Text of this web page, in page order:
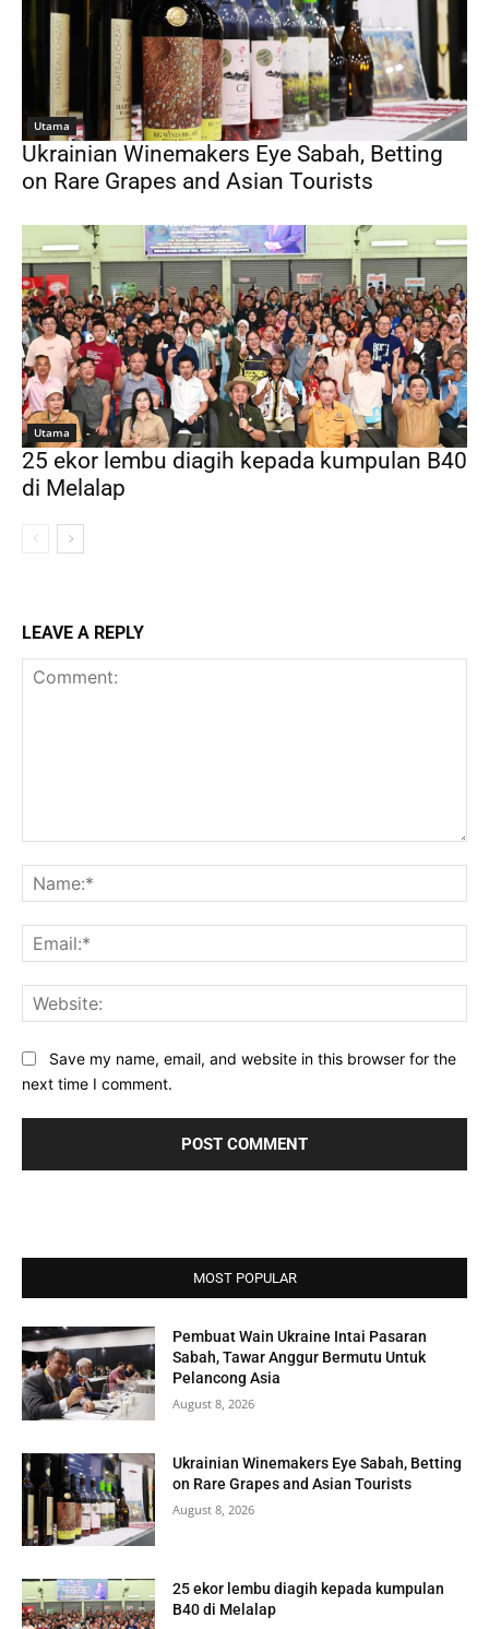
Utama
Ukrainian Winemakers Eye Sabah, Betting
on Rare Grapes and Asian Tourists
Utama
25 ekor lembu diagih kepada kumpulan B40
di Melalap
LEAVE A REPLY
Save my name, email, and website in this browser for the
next time I comment.
MOST POPULAR
Pembuat Wain Ukraine Intai Pasaran
Sabah, Tawar Anggur Bermutu Untuk
Pelancong Asia
August 8, 2026
Ukrainian Winemakers Eye Sabah, Betting
on Rare Grapes and Asian Tourists
August 8, 2026
25 ekor lembu diagih kepada kumpulan
B40 di Melalap